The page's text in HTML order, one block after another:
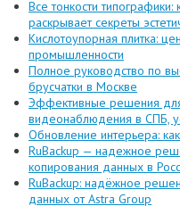
Все тонкости
раскрывает секреты
Кислотоупорная плитка:
промышленности
Полное руководство по
брусчатки в Москве
Эффективные решения для
видеонаблюдения в СПБ,
Обновление интерьера:
RuBackup — надежное
копирования данных в
RuBackup: надёжное
данных от Astra Group